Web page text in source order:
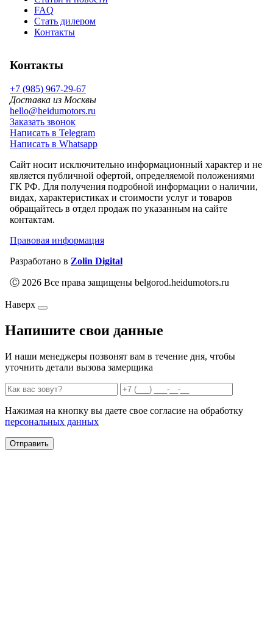
FAQ
Стать дилером
Контакты
Контакты
+7 (985) 967-29-67
Доставка из Москвы
hello@heidumotors.ru
Заказать звонок
Написать в Telegram
Написать в Whatsapp
Сайт носит исключительно информационный характер и не
является публичной офертой, определяемой положениями
ГК РФ. Для получения подробной информации о наличии,
видах, характеристиках и стоимости услуг и товаров
обращайтесь в отдел продаж по указанным на сайте
контактам.
Правовая информация
Разработано в Zolin Digital
Ⓒ 2026 Все права защищены belgorod.heidumotors.ru
Наверх
Напишите свои данные
И наши менеджеры позвонят вам в течение дня, чтобы
уточнить детали вызова замерщика
Нажимая на кнопку вы даете свое согласие на обработку
персональных данных
Отправить